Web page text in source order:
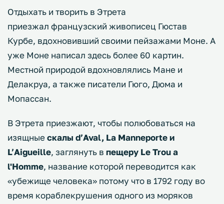
Отдыхать и творить в Этрета
приезжал французский живописец Гюстав
Курбе, вдохновивший своими пейзажами Моне. А
уже Моне написал здесь более 60 картин.
Местной природой вдохновлялись Мане и
Делакруа, а также писатели Гюго, Дюма и
Мопассан.
В Этрета приезжают, чтобы полюбоваться на
изящные скалы d’Aval, La Manneporte и
L’Aigueille, заглянуть в пещеру Le Trou a
l'Homme, название которой переводится как
«убежище человека» потому что в 1792 году во
время кораблекрушения одного из моряков